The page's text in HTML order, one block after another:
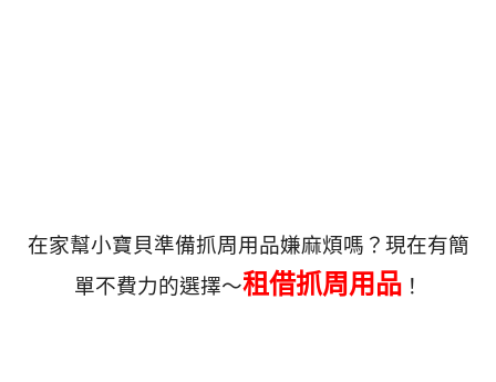
在家幫小寶貝準備抓周用品嫌麻煩嗎？現在有簡
單不費力的選擇～租借抓周用品！